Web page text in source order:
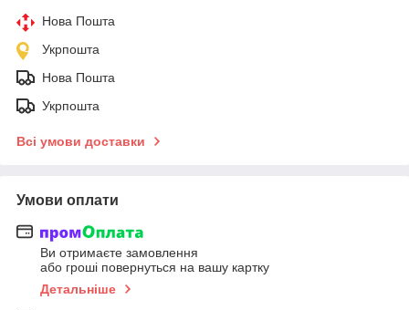
Нова Пошта
Укрпошта
Нова Пошта
Укрпошта
Всі умови доставки
Умови оплати
Ви отримаєте замовлення
або гроші повернуться на вашу картку
Детальніше